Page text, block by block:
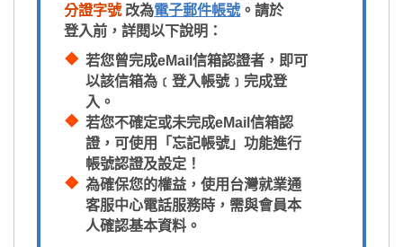
分證字號改為電子郵件帳號 。請於
登入前，詳閱以下說明：
若您曾完成eMail信箱認證者，即可
以該信箱為﹝登入帳號﹞完成登
入。
若您不確定或未完成eMail信箱認
證，可使用「忘記帳號」功能進行
帳號認證及設定！
為確保您的權益，使用台灣就業通
客服中心電話服務時，需與會員本
人確認基本資料。